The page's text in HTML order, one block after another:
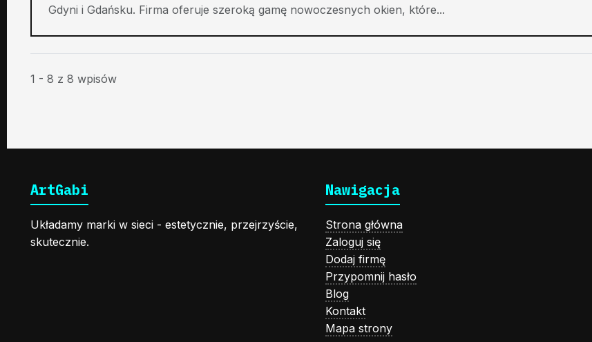
Gdyni i Gdańsku. Firma oferuje szeroką gamę nowoczesnych okien, które...
1 - 8 z 8 wpisów
ArtGabi
Układamy marki w sieci - estetycznie, przejrzyście,
skutecznie.
Nawigacja
Strona główna
Zaloguj się
Dodaj firmę
Przypomnij hasło
Blog
Kontakt
Mapa strony